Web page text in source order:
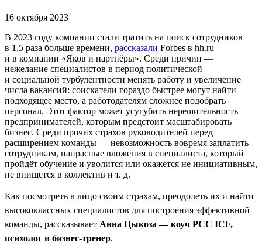
16 октября 2023
В 2023 году компании стали тратить на поиск сотрудников
в 1,5 раза больше времени, рассказали Forbes в hh.ru
и в компании «Яков и партнёры». Среди причин —
нежелание специалистов в период политической
и социальной турбулентности менять работу и увеличение
числа вакансий: соискатели гораздо быстрее могут найти
подходящее место, а работодателям сложнее подобрать
персонал. Этот фактор может усугубить нерешительность
предпринимателей, которым предстоит масштабировать
бизнес. Среди прочих страхов руководителей перед
расширением команды — невозможность вовремя заплатить
сотрудникам, напрасные вложения в специалиста, который
пройдёт обучение и уволится или окажется не инициативным,
не впишется в коллектив и т. д.
Как посмотреть в лицо своим страхам, преодолеть их и найти
высококлассных специалистов для построения эффективной
команды, рассказывает Анна Цыкоза — коуч PCC ICF,
психолог и бизнес-тренер.